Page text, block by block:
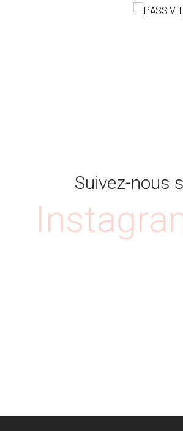
Suivez-nous